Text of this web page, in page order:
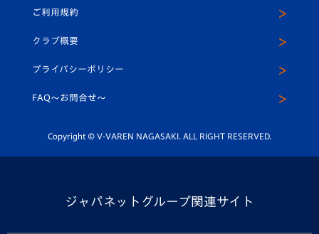
平和祈念活動
ホームタウン活動
スクール
ヴィヴィくんインスタグラム
公式LINE＠
ご利用規約
クラブ概要
プライバシーポリシー
FAQ〜お問合せ〜
Copyright © V-VAREN NAGASAKI. ALL RIGHT RESERVED.
ジャパネットグループ関連サイト